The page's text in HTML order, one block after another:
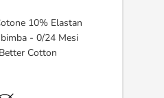
10% Elastan
- 0/24 Mesi
Cotton